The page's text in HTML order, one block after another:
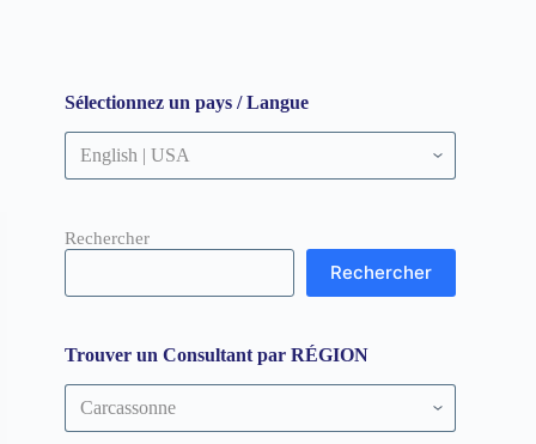
Sélectionnez un pays / Langue
Rechercher
Rechercher
Trouver un Consultant par RÉGION
Trouver
un
Consultant